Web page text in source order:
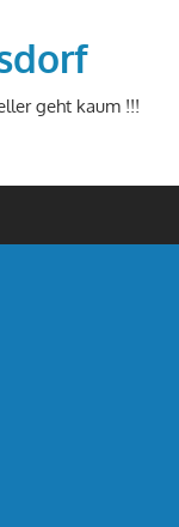
geht kaum !!!